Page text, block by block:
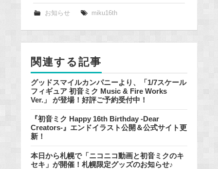
e
k
お知らせ miku16th
関連する記事
グッドスマイルカンパニーより、「1/7スケール
フィギュア 初音ミク Music & Fire Works
Ver.」 が登場！好評ご予約受付中！
『初音ミク Happy 16th Birthday -Dear
Creators-』エンドイラスト公開＆公式サイト更
新！
本日から札幌で「ニコニコ動画と初音ミクのキ
セキ」が開催！札幌限定グッズのお知らせ♪